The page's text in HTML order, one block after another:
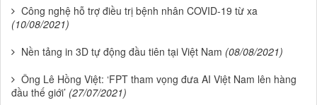
Công nghệ hỗ trợ điều trị bệnh nhân COVID-19 từ xa
(10/08/2021)
Nền tảng in 3D tự động đầu tiên tại Việt Nam (08/08/2021)
Ông Lê Hồng Việt: ‘FPT tham vọng đưa AI Việt Nam lên hàng
đầu thế giới’ (27/07/2021)